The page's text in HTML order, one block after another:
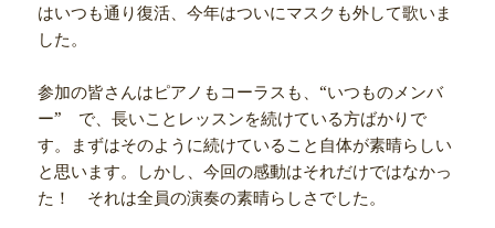
はいつも通り復活、今年はついにマスクも外して歌いま
した。
参加の皆さんはピアノもコーラスも、“いつものメンバ
ー” で、長いことレッスンを続けている方ばかりで
す。まずはそのように続けていること自体が素晴らしい
と思います。しかし、今回の感動はそれだけではなかっ
た！ それは全員の演奏の素晴らしさでした。